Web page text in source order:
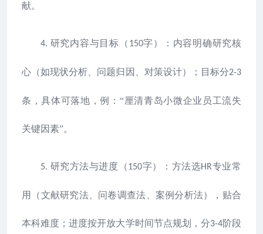
献。
4. 研究内容与目标（ 150字）：内容明确研究核
心（如现状分析、问题归因、对策设计）；目标分2-3
条，具体可落地，例：“厘清青岛小微企业员工流失
关键因素”。
5. 研究方法与进度（150字）：方法选HR专业常
用（文献研究法、问卷调查法、案例分析法），贴合
本科难度；进度按开放大学时间节点规划，分3-4阶段